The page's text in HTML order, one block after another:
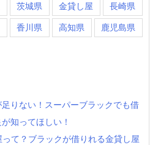
茨城県 金貸し屋 長崎県
香川県 高知県 鹿児島県
りない！スーパーブラックでも借
知ってほしい！
て？ブラックが借りれる金貸し屋